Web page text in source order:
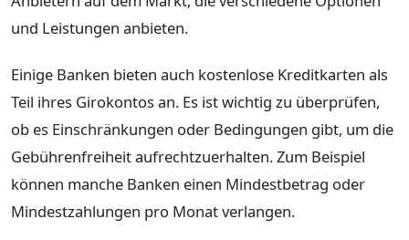
und Leistungen anbieten.
Einige Banken bieten auch kostenlose Kreditkarten als
Teil ihres Girokontos an. Es ist wichtig zu überprüfen,
ob es Einschränkungen oder Bedingungen gibt, um die
Gebührenfreiheit aufrechtzuerhalten. Zum Beispiel
können manche Banken einen Mindestbetrag oder
Mindestzahlungen pro Monat verlangen.